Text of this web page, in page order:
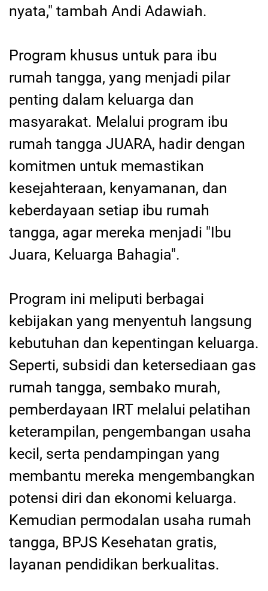
nyata," tambah Andi Adawiah.
Program khusus untuk para ibu
rumah tangga, yang menjadi pilar
penting dalam keluarga dan
masyarakat. Melalui program ibu
rumah tangga JUARA, hadir dengan
komitmen untuk memastikan
kesejahteraan, kenyamanan, dan
keberdayaan setiap ibu rumah
tangga, agar mereka menjadi "Ibu
Juara, Keluarga Bahagia".
Program ini meliputi berbagai
kebijakan yang menyentuh langsung
kebutuhan dan kepentingan keluarga.
Seperti, subsidi dan ketersediaan gas
rumah tangga, sembako murah,
pemberdayaan IRT melalui pelatihan
keterampilan, pengembangan usaha
kecil, serta pendampingan yang
membantu mereka mengembangkan
potensi diri dan ekonomi keluarga.
Kemudian permodalan usaha rumah
tangga, BPJS Kesehatan gratis,
layanan pendidikan berkualitas.